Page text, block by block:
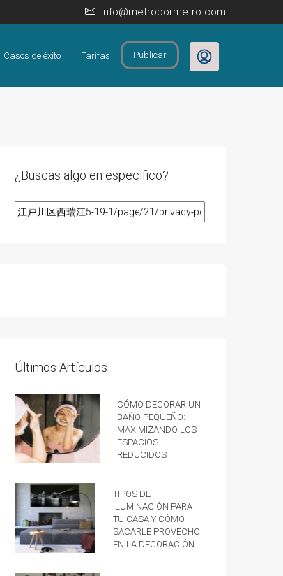
info@metropormetro.com
Casos de éxito Tarifas Publicar
¿Buscas algo en especifico?
Últimos Artículos
Cómo decorar un
baño pequeño:
Maximizando los
espacios
reducidos
Tipos de
iluminación para
tu casa y cómo
sacarle provecho
en la decoración